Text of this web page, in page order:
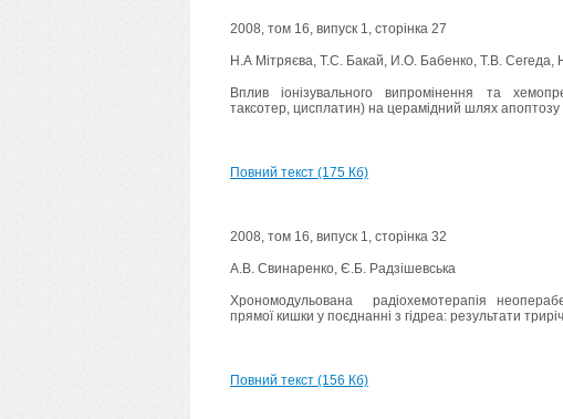
2008, том 16, випуск 1, сторінка 27
Н.А Мітряєва, Т.С. Бакай, И.О. Бабенко, Т.В. Сегеда,
Вплив іонізувального випромінення та
таксотер, цисплатин) на церамідний шлях апоптозу
Повний текст (175 Кб)
2008, том 16, випуск 1, сторінка 32
А.В. Свинаренко, Є.Б. Радзішевська
Хрономодульована радіохемотерапія
прямої кишки у поєднанні з гідреа: результати
Повний текст (156 Кб)